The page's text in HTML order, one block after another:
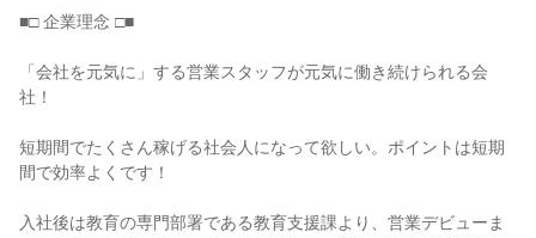
■□ 企業理念 □■
「会社を元気に」する営業スタッフが元気に働き続けられる会
社！
短期間でたくさん稼げる社会人になって欲しい。ポイントは短期
間で効率よくです！
入社後は教育の専門部署である教育支援課より、営業デビューま